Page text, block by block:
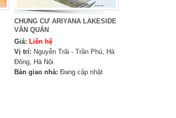
CHUNG CƯ ARIYANA LAKESIDE
VĂN QUÁN
Giá: Liên hệ
Vị trí: Nguyễn Trãi - Trần Phú, Hà
Đông, Hà Nội
Bàn giao nhà: Đang cập nhật